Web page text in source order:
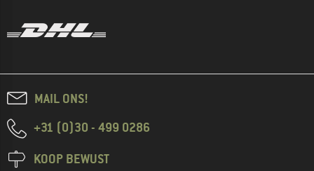
MAIL ONS!
+31 (0)30 - 499 0286
KOOP BEWUST